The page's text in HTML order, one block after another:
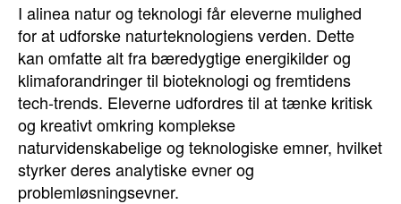
I alinea natur og teknologi får eleverne mulighed
for at udforske naturteknologiens verden. Dette
kan omfatte alt fra bæredygtige energikilder og
klimaforandringer til bioteknologi og fremtidens
tech-trends. Eleverne udfordres til at tænke kritisk
og kreativt omkring komplekse
naturvidenskabelige og teknologiske emner, hvilket
styrker deres analytiske evner og
problemløsningsevner.